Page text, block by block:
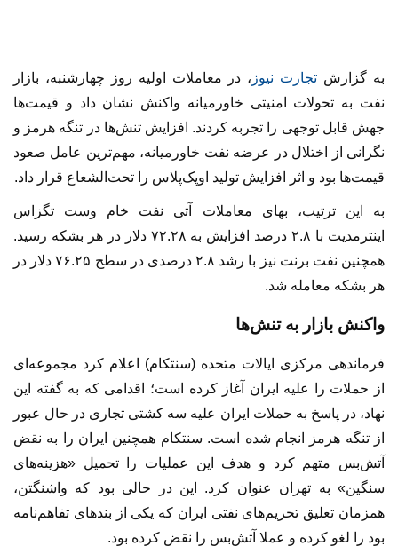
به گزارش تجارت نیوز ، در معاملات اولیه روز چهارشنبه، بازار
نفت به تحولات امنیتی خاورمیانه واکنش نشان داد و قیمت‌ها
جهش قابل توجهی را تجربه کردند. افزایش تنش‌ها در تنگه هرمز و
نگرانی از اختلال در عرضه نفت خاورمیانه، مهم‌ترین عامل صعود
قیمت‌ها بود و اثر افزایش تولید اوپک‌پلاس را تحت‌الشعاع قرار داد.
به این ترتیب، بهای معاملات آتی نفت خام وست تگزاس
اینترمدیت با ۲.۸ درصد افزایش به ۷۲.۲۸ دلار در هر بشکه رسید.
همچنین نفت برنت نیز با رشد ۲.۸ درصدی در سطح ۷۶.۲۵ دلار در
هر بشکه معامله شد.
واکنش بازار به تنش‌ها
فرماندهی مرکزی ایالات متحده (سنتکام) اعلام کرد مجموعه‌ای
از حملات را علیه ایران آغاز کرده است؛ اقدامی که به گفته این
نهاد، در پاسخ به حملات ایران علیه سه کشتی تجاری در حال عبور
از تنگه هرمز انجام شده است. سنتکام همچنین ایران را به نقض
آتش‌بس متهم کرد و هدف این عملیات را تحمیل «هزینه‌های
سنگین» به تهران عنوان کرد. این در حالی بود که واشنگتن،
همزمان تعلیق تحریم‌های نفتی ایران که یکی از بندهای تفاهم‌نامه
بود را لغو کرده و عملا آتش‌بس را نقض کرده بود.